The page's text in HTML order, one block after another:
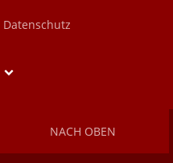
Datenschutz
NACH OBEN